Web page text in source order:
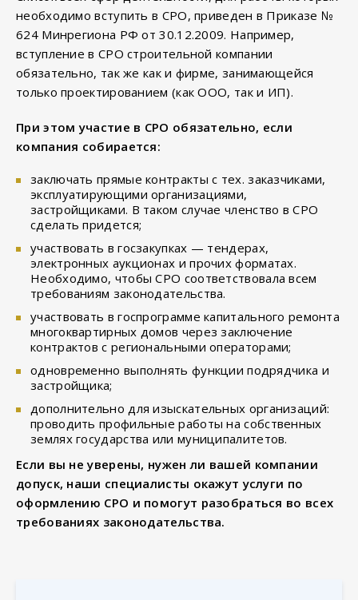
необходимо вступить в СРО, приведен в Приказе №
624 Минрегиона РФ от 30.12.2009. Например,
вступление в СРО строительной компании
обязательно, так же как и фирме, занимающейся
только проектированием (как ООО, так и ИП).
При этом участие в СРО обязательно, если
компания собирается:
заключать прямые контракты с тех. заказчиками,
эксплуатирующими организациями,
застройщиками. В таком случае членство в СРО
сделать придется;
участвовать в госзакупках — тендерах,
электронных аукционах и прочих форматах.
Необходимо, чтобы СРО соответствовала всем
требованиям законодательства.
участвовать в госпрограмме капитального ремонта
многоквартирных домов через заключение
контрактов с региональными операторами;
одновременно выполнять функции подрядчика и
застройщика;
дополнительно для изыскательных организаций:
проводить профильные работы на собственных
землях государства или муниципалитетов.
Если вы не уверены, нужен ли вашей компании
допуск, наши специалисты окажут услуги по
оформлению СРО и помогут разобраться во всех
требованиях законодательства.